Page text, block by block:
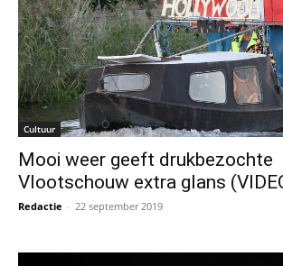
Cultuur
Mooi weer geeft drukbezochte
Vlootschouw extra glans
Redactie - 22 september 2019